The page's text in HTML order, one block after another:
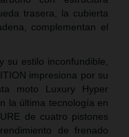
trasera, la cubierta
complementan el
su estilo inconfundible,
impresiona por su
moto Luxury Hyper
la última tecnología en
de cuatro pistones
de frenado